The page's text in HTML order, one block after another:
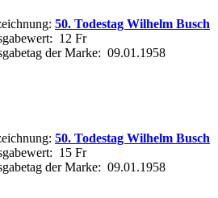
50. Todestag Wilhelm Busch
12 Fr
der Marke: 09.01.1958
50. Todestag Wilhelm Busch
15 Fr
der Marke: 09.01.1958